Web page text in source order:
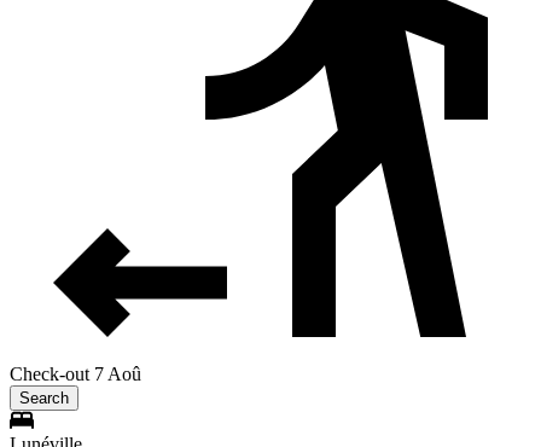
Check-out 7 Aoû
Search